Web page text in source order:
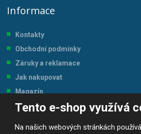
Tento e-shop využívá
Na našich webových stránkách
Informace
Kontakty
Obchodní podmínky
Záruky a reklamace
Jak nakupovat
Magazín
Tabulka velikostí